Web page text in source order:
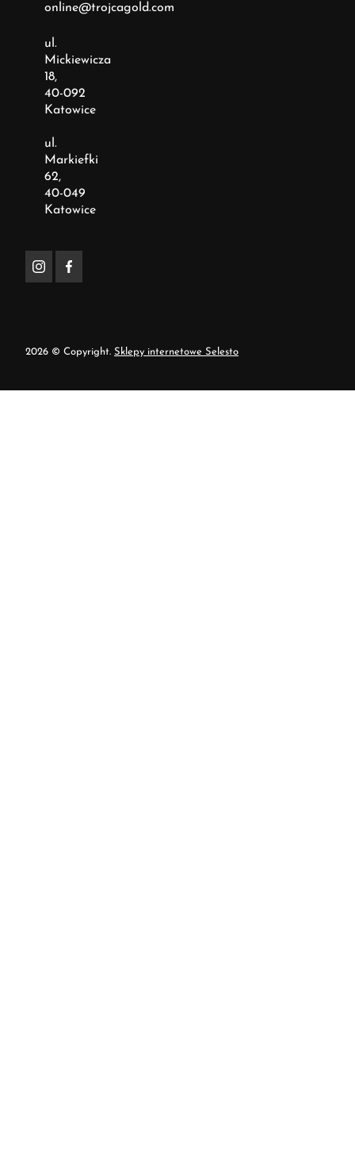
online@trojcagold.com
ul.
Mickiewicza
18,
40-092
Katowice
ul.
Markiefki
62,
40-049
Katowice
2026 © Copyright. Sklepy internetowe Selesto